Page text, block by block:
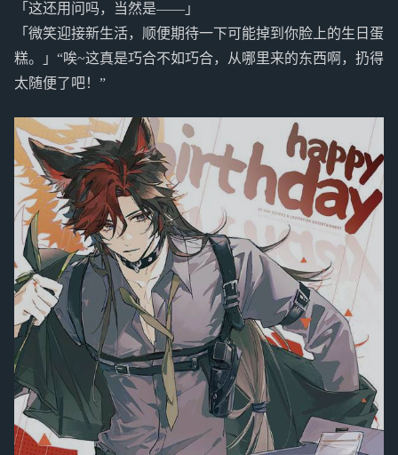
「这还用问吗，当然是——」
「微笑迎接新生活，顺便期待一下可能掉到你脸上的生日蛋
糕。」“唉~这真是巧合不如巧合，从哪里来的东西啊，扔得
太随便了吧！”